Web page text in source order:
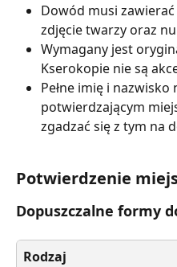
Dowód musi
zdjęcie twarzy oraz
Wymagany jest
Kserokopie nie są
Pełne imię i
potwierdzającym
zgadzać się z tym na
Potwierdzenie
Dopuszczalne formy
Rodzaj